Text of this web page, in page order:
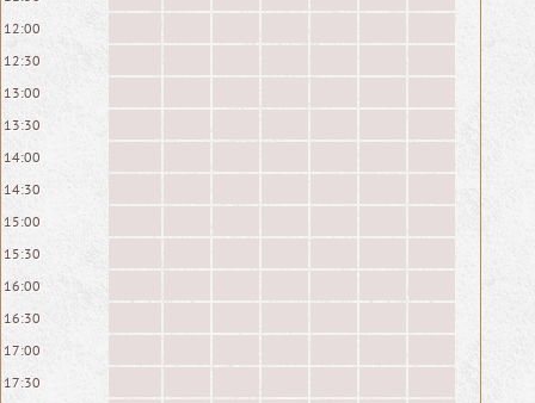
12:00
12:30
13:00
13:30
14:00
14:30
15:00
15:30
16:00
16:30
17:00
17:30